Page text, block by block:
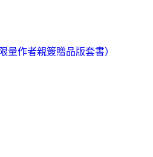
量作者親簽贈品版套書）